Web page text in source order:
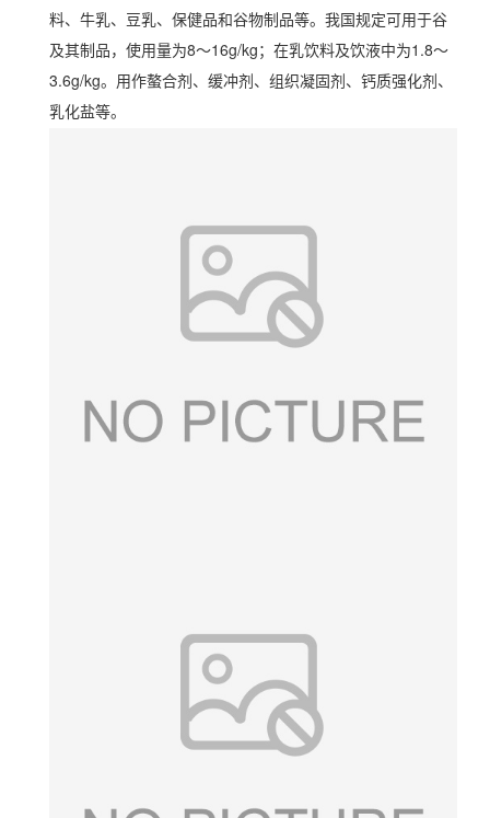
料、牛乳、豆乳、保健品和谷物制品等。我国规定可用于谷
及其制品，使用量为8～16g/kg；在乳饮料及饮液中为1.8～
3.6g/kg。用作螯合剂、缓冲剂、组织凝固剂、钙质强化剂、
乳化盐等。